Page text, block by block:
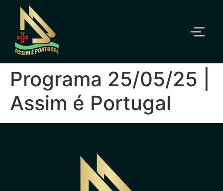
Programa 25/05/25 |
Assim é Portugal